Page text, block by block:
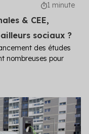
1 minute
& CEE,
sociaux ?
des études
nombreuses pour